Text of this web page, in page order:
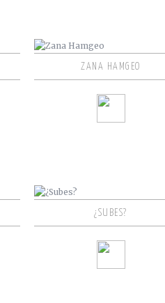
ZANA HAMGEO
¿SUBES?